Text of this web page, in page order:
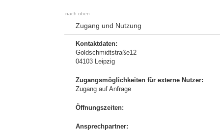
nach oben
Zugang und Nutzung
Kontaktdaten:
Goldschmidtstraße12
04103 Leipzig
Zugangsmöglichkeiten für externe Nutzer:
Zugang auf Anfrage
Öffnungszeiten:
Ansprechpartner: